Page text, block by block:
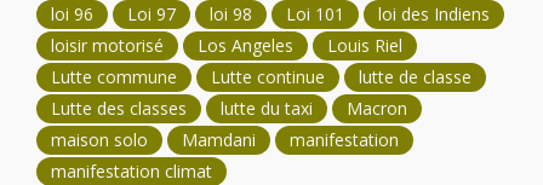
loi 96
Loi 97 loi 98 Loi 101
loi des Indiens
loisir motorisé
Los Angeles
Louis Riel
Lutte commune
Lutte continue
lutte de classe
Lutte des classes
lutte du taxi
Macron
maison solo
Mamdani
manifestation
manifestation climat